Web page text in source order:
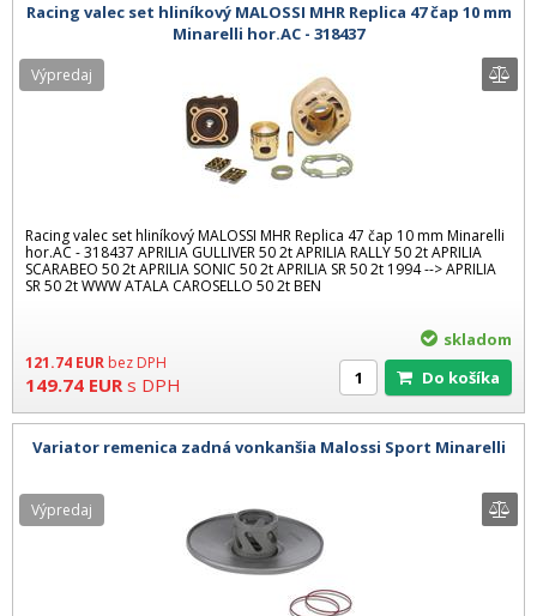
Racing valec set hliníkový MALOSSI MHR Replica 47 čap 10 mm
Minarelli hor.AC - 318437
Racing valec set hliníkový MALOSSI MHR Replica 47 čap 10 mm Minarelli
hor.AC - 318437 APRILIA GULLIVER 50 2t APRILIA RALLY 50 2t APRILIA
SCARABEO 50 2t APRILIA SONIC 50 2t APRILIA SR 50 2t 1994 --> APRILIA
SR 50 2t WWW ATALA CAROSELLO 50 2t BEN
121.74 EUR bez DPH
149.74 EUR s DPH
Výpredaj
skladom
Do košíka
Variator remenica zadná vonkanšia Malossi Sport Minarelli
Výpredaj